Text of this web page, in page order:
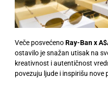
Veče posvećenoRay-Ban x
ostavilo je snažan utisak na
kreativnost i autentičnost
povezuju ljude i inspirišu nove